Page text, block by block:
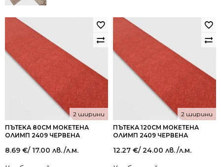
ПЪТЕКА 80СМ МОКЕТЕНА
ОЛИМП 2409 ЧЕРВЕНА
2 ширини
8.69 €/ 17.00 лв./л.м.
ПЪТЕКА 120СМ МОКЕТЕНА
ОЛИМП 2409 ЧЕРВЕНА
2 ширини
12.27 €/ 24.00 лв./л.м.